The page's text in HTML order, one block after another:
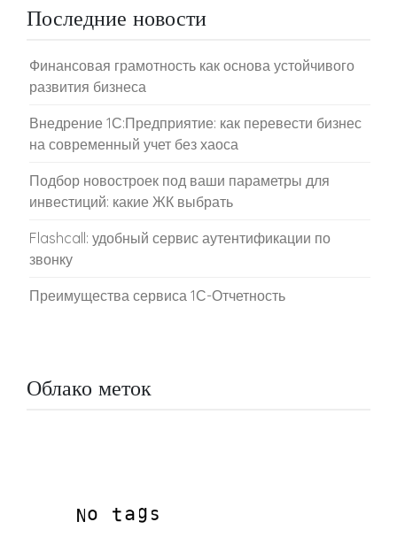
Последние новости
Финансовая грамотность как основа устойчивого
развития бизнеса
Внедрение 1С:Предприятие: как перевести бизнес
на современный учет без хаоса
Подбор новостроек под ваши параметры для
инвестиций: какие ЖК выбрать
Flashcall: удобный сервис аутентификации по
звонку
Преимущества сервиса 1С-Отчетность
Облако меток